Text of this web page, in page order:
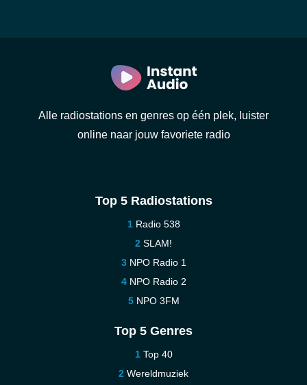
Alle radiostations en genres op één plek, luister
online naar jouw favoriete radio
Top 5 Radiostations
Radio 538
SLAM!
NPO Radio 1
NPO Radio 2
NPO 3FM
Top 5 Genres
Top 40
Wereldmuziek